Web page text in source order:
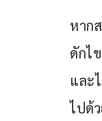
หาก
ดักไ
และ
ไปด้